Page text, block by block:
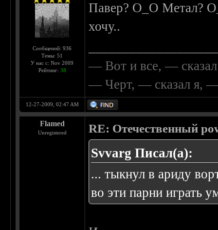
Сообщений: 936
Темы: 51
У нас с: Nov 2009
Рейтинг: 38
Павер? О_О Метал?
хочу..
— Вот и все, —
— Черт, — сказал я, —
12-27-2009, 02:47 AM
Flamed
Unregistered RE: Отечественный
Svvarg Писал(а):
... тыкнул в ариду
во эти парни играть